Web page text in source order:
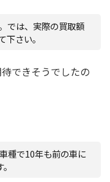
では、実際の買取額
さい。
できそうでしたの
種で10年も前の車に